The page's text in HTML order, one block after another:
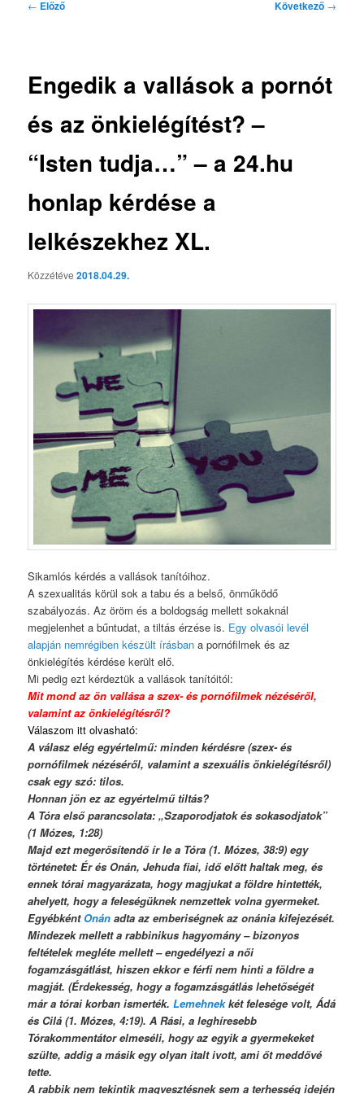
Bejegyzés
← Előző Következő →
Engedik a vallások a pornót
és az önkielégítést? –
“Isten tudja…” – a 24.hu
honlap kérdése a
lelkészekhez XL.
Közzétéve2018.04.29.
Sikamlós kérdés a vallások tanítóihoz.
A szexualitás körül sok a tabu és a belső, önműködő
szabályozás. Az öröm és a boldogság mellett sokaknál
megjelenhet a bűntudat, a tiltás érzése is. Egy olvasói levél
alapján nemrégiben készült írásban a pornófilmek és az
önkielégítés kérdése került elő.
Mi pedig ezt kérdeztük a vallások tanítóitól:
Mit mond az ön vallása a szex- és pornófilmek nézéséről,
valamint az önkielégítésről?
Válaszom itt olvasható:
A válasz elég egyértelmű:minden kérdésre (szex- és
pornófilmek nézéséről, valamint a szexuális önkielégítésről)
csak egy szó: tilos.
Honnan jön ez az egyértelmű tiltás?
A Tóra első parancsolata: „Szaporodjatok és sokasodjatok”
(1 Mózes, 1:28)
Majd ezt megerősítendő ír le a Tóra (1. Mózes, 38:9) egy
történetet: Ér és Onán, Jehuda fiai, idő előtt haltak meg, és
ennek tórai magyarázata, hogy magjukat a földre hintették,
ahelyett, hogy a feleségüknek nemzettek volna gyermeket.
Egyébként Onán adta az emberiségnek az onánia kifejezését.
Mindezek mellett a rabbinikus hagyomány – bizonyos
feltételek megléte mellett – engedélyezi a női
fogamzásgátlást, hiszen ekkor e férfi nem hinti a földre a
magját. (Érdekesség, hogy a fogamzásgátlás lehetőségét
már a tórai korban ismerték.Lemehnekkét felesége volt, Ádá
és Cilá (1. Mózes, 4:19). A Rási, a leghíresebb
Tórakommentátor elmeséli, hogy az egyik a gyermekeket
szülte, addig a másik egy olyan italt ivott, ami őt meddővé
tette.
A rabbik nem tekintik magvesztésnek sem a terhesség idején